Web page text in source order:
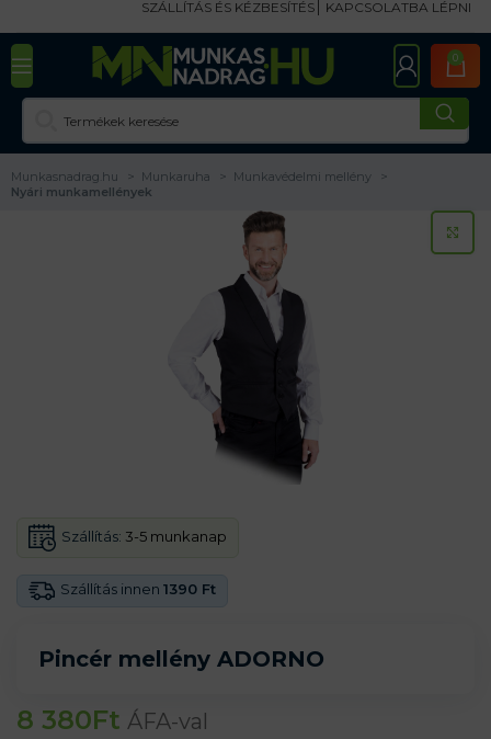
SZÁLLÍTÁS ÉS KÉZBESÍTÉS KAPCSOLATBA LÉPNI
0
Munkasnadrag.hu Munkaruha
Munkavédelmi mellény
Nyári munkamellények
Pincér mellény ADORNO
Szállítás innen 1390 Ft
Szállítás: 3-5 munkanap
8 380Ft ÁFA-val